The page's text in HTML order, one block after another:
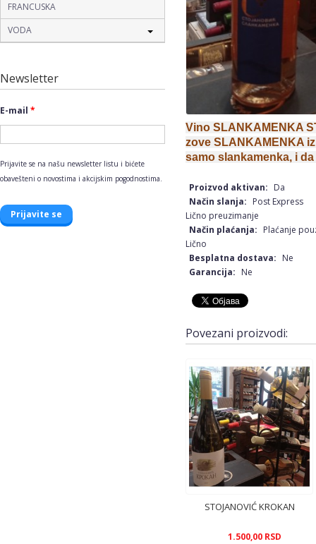
FRANCUSKA
VODA
Newsletter
E-mail *
Prijavite se na našu newsletter listu i bićete
obavešteni o novostima i akcijskim pogodnostima.
Vino SLANKAMENKA
zove SLANKAMENKA
samo slankamenka, i
Proizvod aktivan: Da
Način slanja: Post Express
Lično preuzimanje
Način plaćanja: Plaćanje
Lično
Besplatna dostava: Ne
Garancija: Ne
Povezani proizvodi:
STOJANOVIĆ KROKAN
1.500,00 RSD